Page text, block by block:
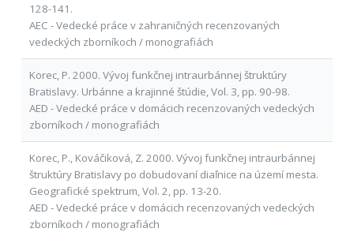
128-141.
AEC - Vedecké práce v zahraničných recenzovaných
vedeckých zborníkoch / monografiách
Korec, P. 2000. Vývoj funkčnej intraurbánnej štruktúry
Bratislavy. Urbánne a krajinné štúdie, Vol. 3, pp. 90-98.
AED - Vedecké práce v domácich recenzovaných vedeckých
zborníkoch / monografiách
Korec, P., Kováčiková, Z. 2000. Vývoj funkčnej intraurbánnej
štruktúry Bratislavy po dobudovaní diaľnice na území mesta.
Geografické spektrum, Vol. 2, pp. 13-20.
AED - Vedecké práce v domácich recenzovaných vedeckých
zborníkoch / monografiách